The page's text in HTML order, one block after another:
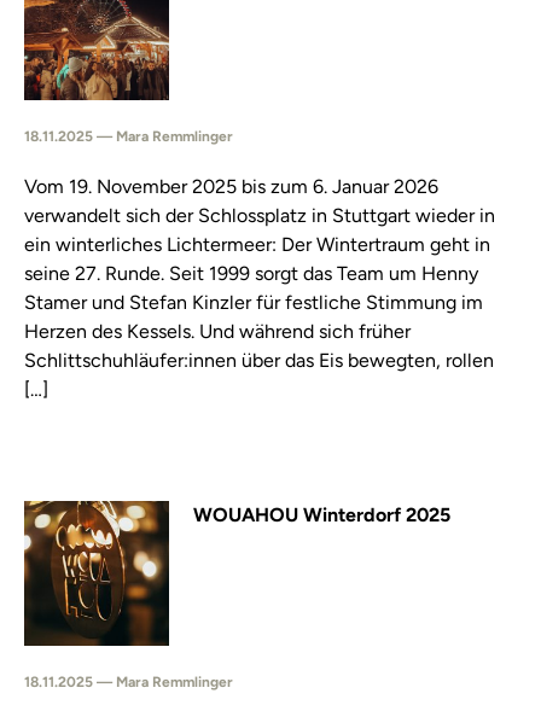
18.11.2025 — Mara Remmlinger
Vom 19. November 2025 bis zum 6. Januar 2026
verwandelt sich der Schlossplatz in Stuttgart wieder in
ein winterliches Lichtermeer: Der Wintertraum geht in
seine 27. Runde. Seit 1999 sorgt das Team um Henny
Stamer und Stefan Kinzler für festliche Stimmung im
Herzen des Kessels. Und während sich früher
Schlittschuhläufer:innen über das Eis bewegten, rollen
[…]
WOUAHOU Winterdorf 2025
18.11.2025 — Mara Remmlinger